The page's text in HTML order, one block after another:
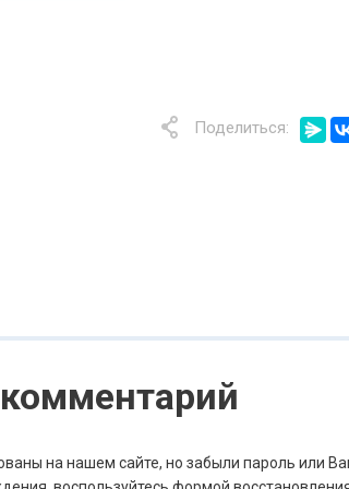
Поделиться:
на нашем сайте, но забыли пароль или